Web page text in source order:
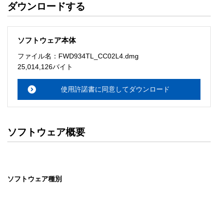
・ソフトウェアを改変、またはリバースエンジニアリング
ソフトウェアのサポート
・本サーバでは、ユーザーサポートは行いません。搭載ソ
メーションセンターまでお願い
ルをお読み下さい。
ソフトウェアの保証範囲
・ソフトウェアのダウンロード・導入はお客様の責任にお
ダウンロードする
ソフトウェア本体
ファイル名：FWD934TL_CC02L4.dmg
25,014,126バイト
使用許諾書に同意してダウンロード
ソフトウェア概要
ソフトウェア種別